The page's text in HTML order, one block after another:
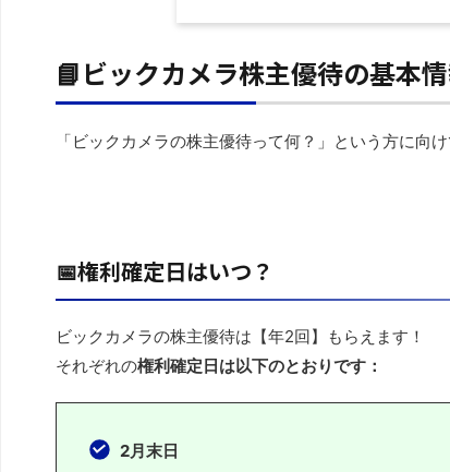
📘ビックカメラ株主優待の基本
「ビックカメラの株主優待って何？」という方に向
📅権利確定日はいつ？
ビックカメラの株主優待は【年2回】もらえます！
それぞれの権利確定日は以下のとおりです：
2月末日